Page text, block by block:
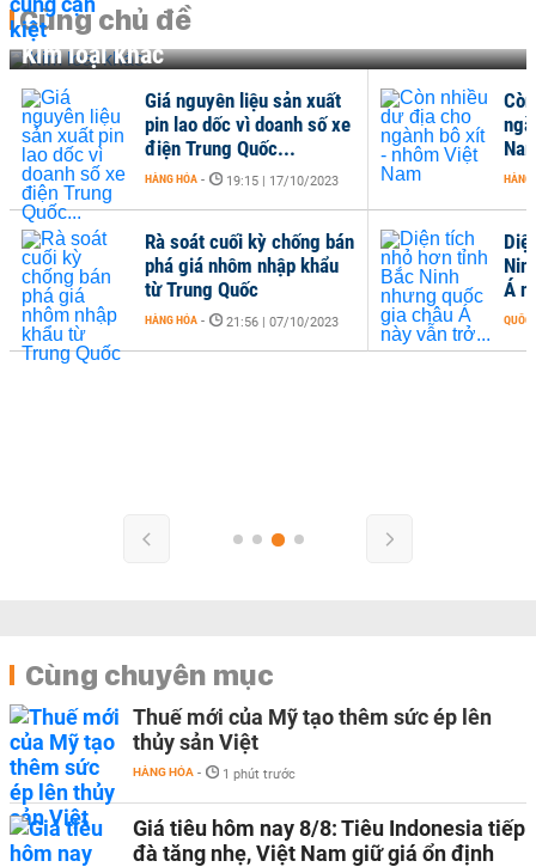
Cùng chủ đề
Kim loại khác
Á
QUỐC
Giá nguyên liệu sản xuất
pin lao dốc vì doanh số xe
điện Trung Quốc...
HÀNG HÓA - 19:15 | 17/10/2023
Rà soát cuối kỳ chống bán
phá giá nhôm nhập khẩu
từ Trung Quốc
HÀNG HÓA - 21:56 | 07/10/2023
HÀNG
Cùng chuyên mục
Thuế mới của Mỹ tạo thêm sức ép lên
thủy sản Việt
HÀNG HÓA - 1 phút trước
Giá tiêu hôm nay 8/8: Tiêu Indonesia tiếp
đà tăng nhẹ, Việt Nam giữ giá ổn định